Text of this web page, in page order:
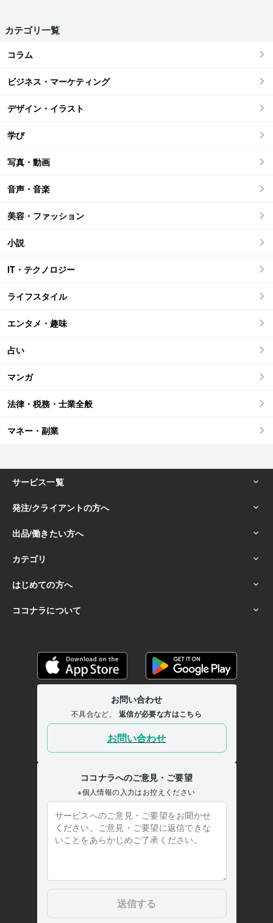
カテゴリ一覧
コラム
ビジネス・マーケティング
デザイン・イラスト
学び
写真・動画
音声・音楽
美容・ファッション
小説
IT・テクノロジー
ライフスタイル
エンタメ・趣味
占い
マンガ
法律・税務・士業全般
マネー・副業